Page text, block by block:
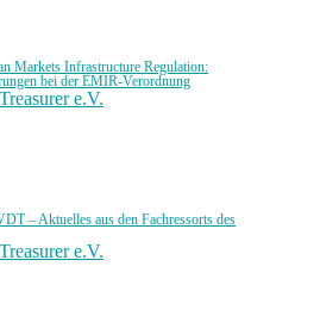
Markets Infrastructure Regulation:
bei der EMIR-Verordnung
e.V.
– Aktuelles aus den Fachressorts des
e.V.